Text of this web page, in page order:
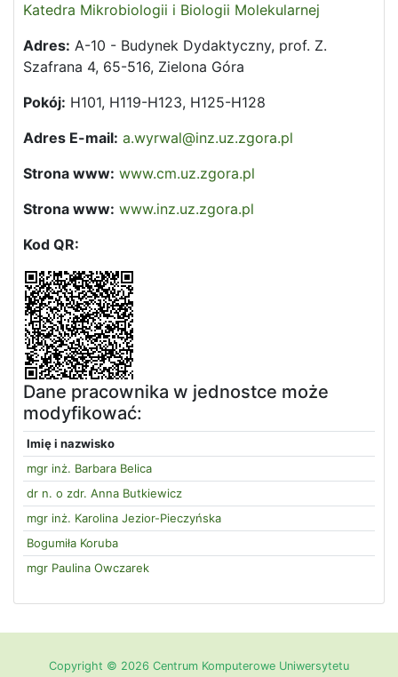
Katedra Mikrobiologii i Biologii Molekularnej
Adres: A-10 - Budynek Dydaktyczny, prof. Z.
Szafrana 4, 65-516, Zielona Góra
Pokój: H101, H119-H123, H125-H128
Adres E-mail: a.wyrwal@inz.uz.zgora.pl
Strona www: www.cm.uz.zgora.pl
Strona www: www.inz.uz.zgora.pl
Kod QR:
Dane pracownika w jednostce może
modyfikować:
Imię i nazwisko
mgr inż. Barbara Belica
dr n. o zdr. Anna Butkiewicz
mgr inż. Karolina Jezior-Pieczyńska
Bogumiła Koruba
mgr Paulina Owczarek
Copyright © 2026 Centrum Komputerowe Uniwersytetu